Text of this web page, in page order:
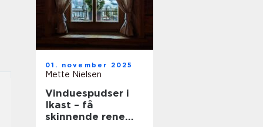
01. november 2025
Mette Nielsen
Vinduespudser i
Ikast – få
skinnende rene